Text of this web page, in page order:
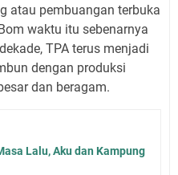
atau pembuangan terbuka
waktu itu sebenarnya
TPA terus menjadi
dengan produksi
dan beragam.
Lalu, Aku dan Kampung